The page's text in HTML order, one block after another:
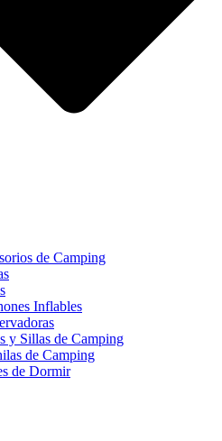
de Camping
Inflables
y Sillas de Camping
de Camping
de Dormir